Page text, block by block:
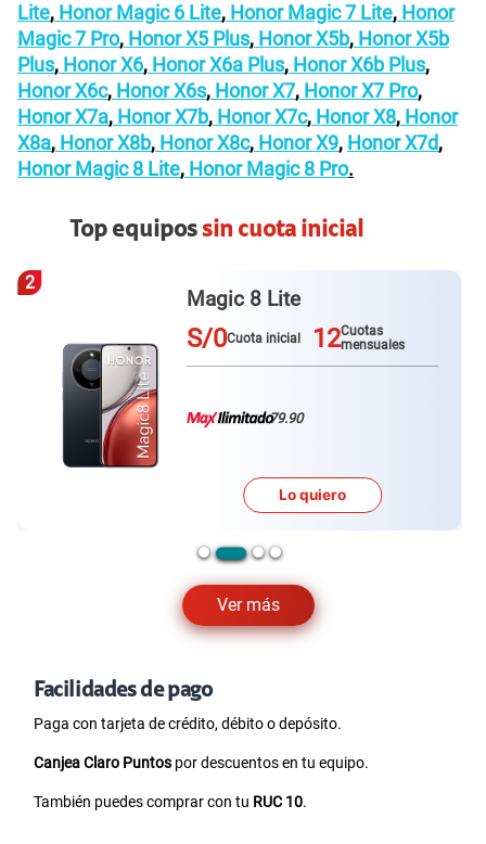
Lite, Honor Magic 6 Lite, Honor Magic 7 Lite, Honor
Magic 7 Pro, Honor X5 Plus, Honor X5b, Honor X5b
Plus, Honor X6, Honor X6a Plus, Honor X6b Plus,
Honor X6c, Honor X6s, Honor X7, Honor X7 Pro,
Honor X7a, Honor X7b, Honor X7c, Honor X8, Honor
X8a, Honor X8b, Honor X8c, Honor X9, Honor X7d,
Honor Magic 8 Lite, Honor Magic 8 Pro.
Top equipossin cuota inicial
Ver más
3
Galaxy A57
S/0Cuota inicial 12Cuotas
mensuales
79.90
Lo quiero
Facilidades de pago
Paga con tarjeta de crédito, débito o depósito.
Canjea Claro Puntos por descuentos en tu equipo.
También puedes comprar con tu RUC 10.